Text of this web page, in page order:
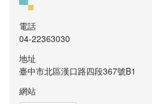
電話
04-22363030
地址
臺中市北區漢口路四段367號B1
網站